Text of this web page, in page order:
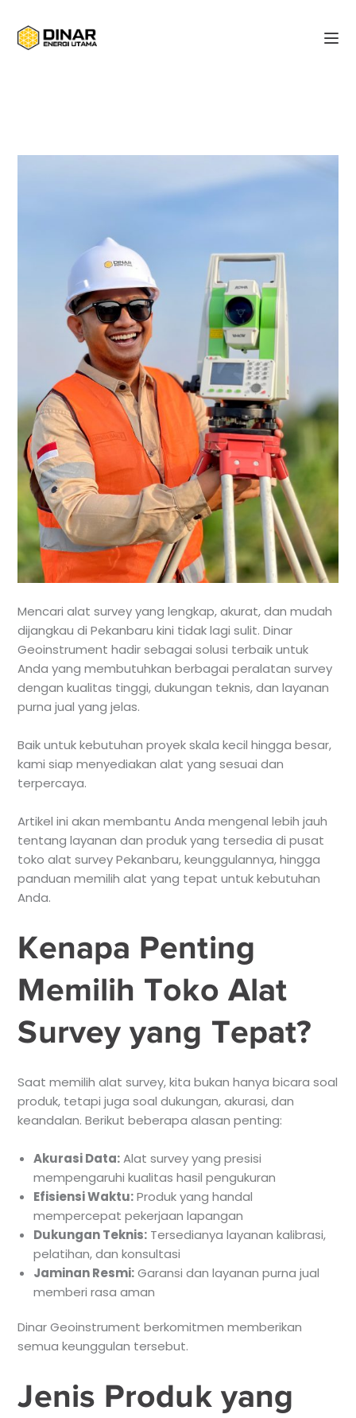
Mencari alat survey yang lengkap, akurat, dan mudah
dijangkau di Pekanbaru kini tidak lagi sulit. Dinar
Geoinstrument hadir sebagai solusi terbaik untuk
Anda yang membutuhkan berbagai peralatan survey
dengan kualitas tinggi, dukungan teknis, dan layanan
purna jual yang jelas.
Baik untuk kebutuhan proyek skala kecil hingga besar,
kami siap menyediakan alat yang sesuai dan
terpercaya.
Artikel ini akan membantu Anda mengenal lebih jauh
tentang layanan dan produk yang tersedia di pusat
toko alat survey Pekanbaru, keunggulannya, hingga
panduan memilih alat yang tepat untuk kebutuhan
Anda.
Kenapa Penting
Memilih Toko Alat
Survey yang Tepat?
Saat memilih alat survey, kita bukan hanya bicara soal
produk, tetapi juga soal dukungan, akurasi, dan
keandalan. Berikut beberapa alasan penting:
Akurasi Data:Alat survey yang presisi
mempengaruhi kualitas hasil pengukuran
Efisiensi Waktu:Produk yang handal
mempercepat pekerjaan lapangan
Dukungan Teknis: Tersedianya layanan kalibrasi,
pelatihan, dan konsultasi
Jaminan Resmi:Garansi dan layanan purna jual
memberi rasa aman
Dinar Geoinstrument berkomitmen memberikan
semua keunggulan tersebut.
Jenis Produk yang